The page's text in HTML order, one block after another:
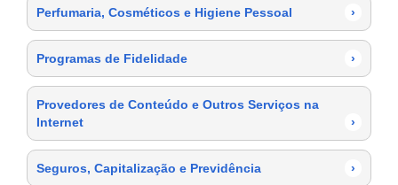
Perfumaria, Cosméticos e Higiene Pessoal ›
Programas de Fidelidade ›
Provedores de Conteúdo e Outros Serviços na
Internet
›
Seguros, Capitalização e Previdência ›